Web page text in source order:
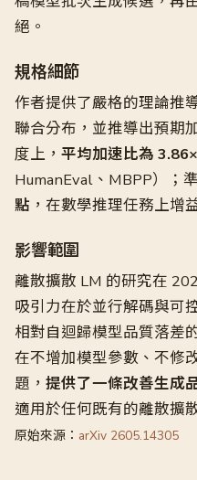
絕。
規格細節
作者提供了嚴格的理論推
聯合分布，並推導出預期
度上， 平均加速比為 3.86×
HumanEval、MBPP）；
點 ，在數學推理任務上增
影響範圍
離散擴散 LM 的研究在
吸引力在於並行解碼與可
相對自迴歸模型品質落差
在不增加模型參數、不修
題， 提供了一條改善生成
適用於任何既有的離散擴
原始來源： arXiv 2605.14305